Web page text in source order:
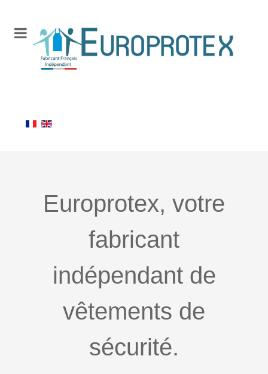
Europrotex, votre
fabricant
indépendant de
vêtements de
sécurité.